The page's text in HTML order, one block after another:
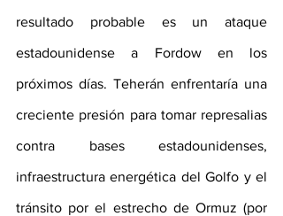
resultado probable es un ataque
estadounidense a Fordow en los
próximos días. Teherán enfrentaría una
creciente presión para tomar represalias
contra bases estadounidenses,
infraestructura energética del Golfo y el
tránsito por el estrecho de Ormuz (por